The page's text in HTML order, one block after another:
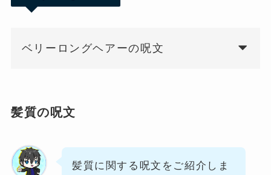
ベリーロングヘアーの呪文
髪質の呪文
髪質に関する呪文をご紹介しま